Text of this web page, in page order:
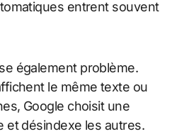
entrent souvent
également problème.
le même texte ou
Google choisit une
et désindexe les autres.